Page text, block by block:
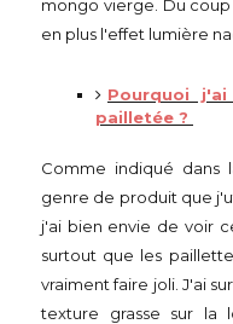
mongo vierge. Du
en plus l'effet lumière
Pourquoi
pailletée ?
Comme indiqué
genre de produit que
j'ai bien envie de voir
surtout que les
vraiment faire joli. J'ai
texture grasse sur la